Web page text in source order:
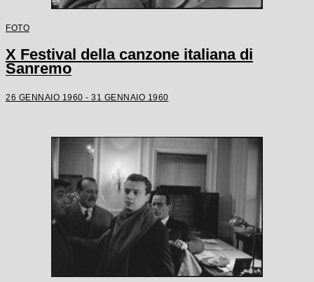
FOTO
X Festival della canzone italiana di
Sanremo
26 GENNAIO 1960 - 31 GENNAIO 1960